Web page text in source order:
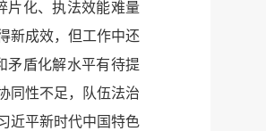
片化、执法效能难量
新成效，但工作中还
矛盾化解水平有待提
同性不足，队伍法治
近平新时代中国特色